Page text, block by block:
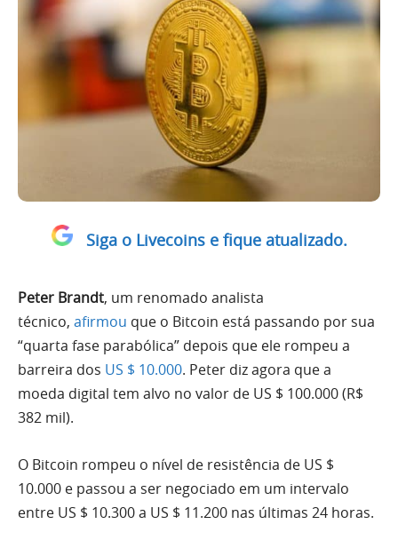
Siga o Livecoins e fique atualizado.
Peter Brandt, um renomado analista
técnico, afirmou que o Bitcoin está passando por sua
“quarta fase parabólica” depois que ele rompeu a
barreira dos US $ 10.000. Peter diz agora que a
moeda digital tem alvo no valor de US $ 100.000 (R$
382 mil).
O Bitcoin rompeu o nível de resistência de US $
10.000 e passou a ser negociado em um intervalo
entre US $ 10.300 a US $ 11.200 nas últimas 24 horas.